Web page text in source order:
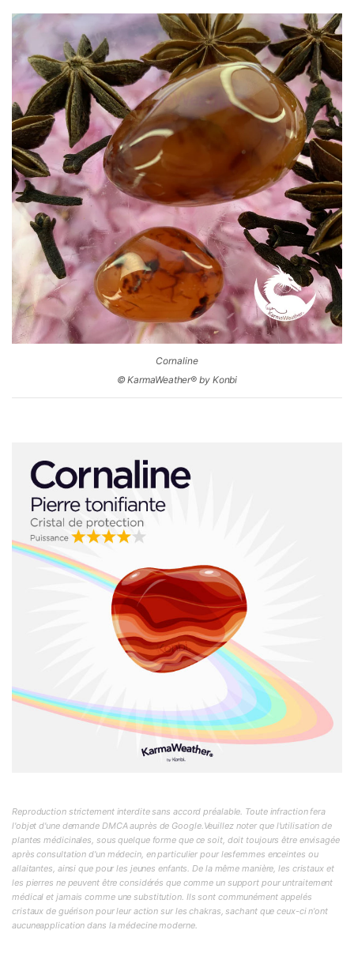
Cornaline
© KarmaWeather® by Konbi
Reproduction strictement interdite sans accord préalable. Toute infraction fera
l'objet d'une demande DMCA auprès de Google.Veuillez noter que l'utilisation de
plantes médicinales, sous quelque forme que ce soit, doit toujours être envisagée
après consultation d'un médecin, en particulier pour lesfemmes enceintes ou
allaitantes, ainsi que pour les jeunes enfants. De la même manière, les cristaux et
les pierres ne peuvent être considérés que comme un support pour untraitement
médical et jamais comme une substitution. Ils sont communément appelés
cristaux de guérison pour leur action sur les chakras, sachant que ceux-ci n'ont
aucuneapplication dans la médecine moderne.